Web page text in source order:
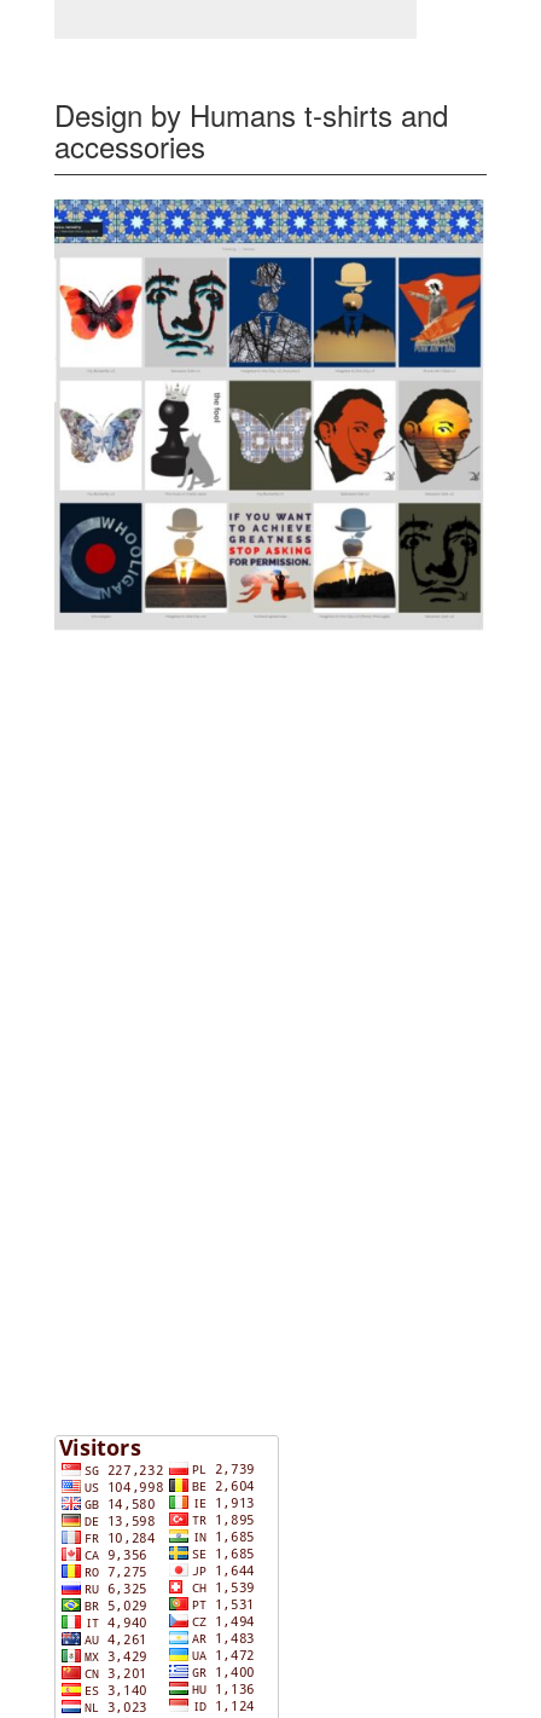
Design by Humans t-shirts and
accessories